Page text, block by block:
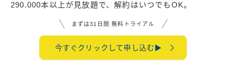
290.000本以上が見放題で、解約はいつでもOK。
まずは31日間 無料トライアル
今すぐクリックして申し込む▶︎